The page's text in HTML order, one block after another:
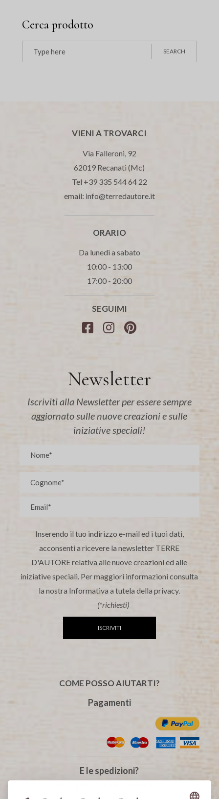
Cerca prodotto
Search
for:
SEARCH
VIENI A TROVARCI
Via Falleroni, 92
62019 Recanati (Mc)
Tel +39 335 544 64 22
email: info@terredautore.it
ORARIO
Da lunedì a sabato
10:00 - 13:00
17:00 - 20:00
SEGUIMI
Newsletter
Iscriviti alla Newsletter per essere sempre
aggiornato sulle nuove creazioni e sulle
iniziative speciali!
Inserendo il tuo indirizzo e-mail ed i tuoi dati,
acconsenti a ricevere la newsletter TERRE
D'AUTORE relativa alle nuove creazioni ed alle
iniziative speciali. Per maggiori informazioni consulta
la nostra Informativa a tutela della privacy.
(*richiesti)
ISCRIVITI
COME POSSO AIUTARTI?
Pagamenti
E le spedizioni?